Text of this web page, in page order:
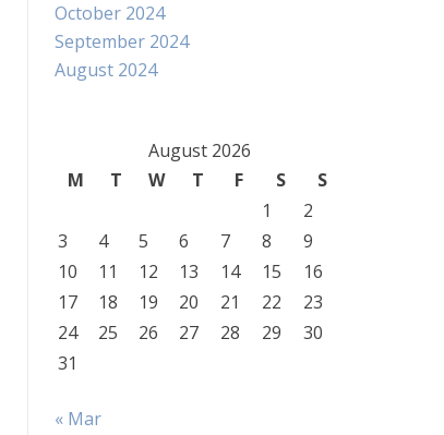
October 2024
September 2024
August 2024
August 2026
M
T W T F S
S
1
2
3
4 5 6 7 8
9
10
11 12 13 14 15
16
17
18 19 20 21 22
23
24
25 26 27 28 29
30
31
« Mar